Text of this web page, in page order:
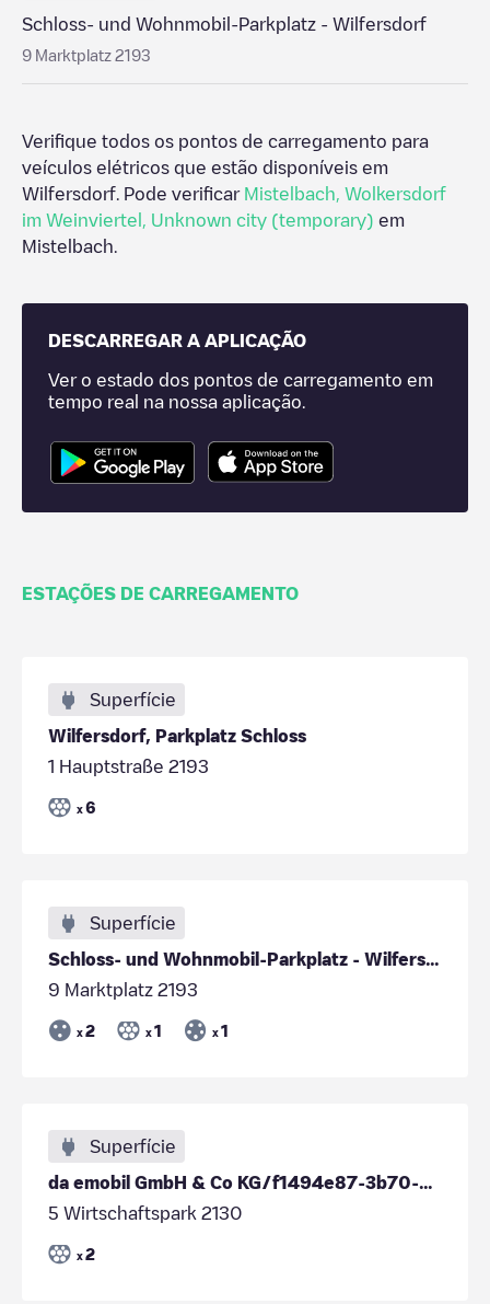
Schloss- und Wohnmobil-Parkplatz - Wilfersdorf
9 Marktplatz 2193
Verifique todos os pontos de carregamento para
veículos elétricos que estão disponíveis em
Wilfersdorf . Pode verificar Mistelbach Wolkersdorf
im Weinviertel
Unknown city (temporary) em
Mistelbach
DESCARREGAR A APLICAÇÃO
Ver o estado dos pontos de carregamento em
tempo real na nossa aplicação.
ESTAÇÕES DE CARREGAMENTO
Superfície
Wilfersdorf, Parkplatz Schloss
1 Hauptstraße 2193
x 6
Superfície
Schloss- und Wohnmobil-Parkplatz - Wilfersdorf
9 Marktplatz 2193
x 2 x 1 x 1
Superfície
da emobil GmbH & Co KG/f1494e87-3b70-49bd-9926-5feebd07dcef
5 Wirtschaftspark 2130
x 2